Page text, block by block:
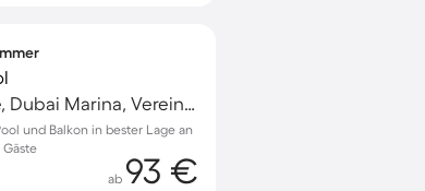
Jumeirah Beach Residence, Dubai Marina, Vereinigte Arabische Emirate
und Balkon in bester Lage an
Gäste
ab 93 €